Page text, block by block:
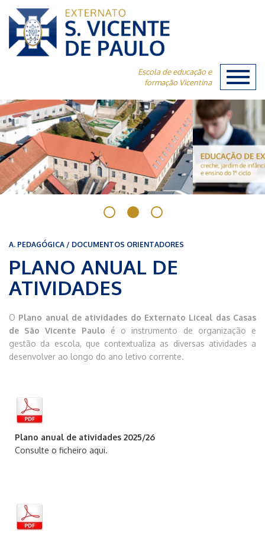
Escola de educação e
formação Vicentina
A. PEDAGÓGICA / DOCUMENTOS ORIENTADORES
PLANO ANUAL DE
ATIVIDADES
O Plano anual de atividades do Externato Liceal das Casas
de São Vicente Paulo é o instrumento de organização e
gestão da escola, que contextualiza as diversas atividades a
desenvolver ao longo do ano letivo corrente.
Plano anual de atividades 2025/26
Consulte o ficheiro aqui.